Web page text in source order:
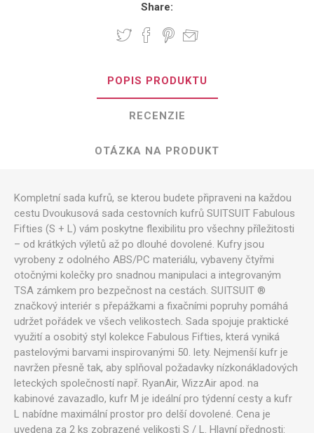
Share:
POPIS PRODUKTU
RECENZIE
OTÁZKA NA PRODUKT
Kompletní sada kufrů, se kterou budete připraveni na každou
cestu Dvoukusová sada cestovních kufrů SUITSUIT Fabulous
Fifties (S + L) vám poskytne flexibilitu pro všechny příležitosti
– od krátkých výletů až po dlouhé dovolené. Kufry jsou
vyrobeny z odolného ABS/PC materiálu, vybaveny čtyřmi
otočnými kolečky pro snadnou manipulaci a integrovaným
TSA zámkem pro bezpečnost na cestách. SUITSUIT ®
značkový interiér s přepážkami a fixačními popruhy pomáhá
udržet pořádek ve všech velikostech. Sada spojuje praktické
využití a osobitý styl kolekce Fabulous Fifties, která vyniká
pastelovými barvami inspirovanými 50. lety. Nejmenší kufr je
navržen přesně tak, aby splňoval požadavky nízkonákladových
leteckých společností např. RyanAir, WizzAir apod. na
kabinové zavazadlo, kufr M je ideální pro týdenní cesty a kufr
L nabídne maximální prostor pro delší dovolené. Cena je
uvedena za 2 ks zobrazené velikosti S / L. Hlavní přednosti: